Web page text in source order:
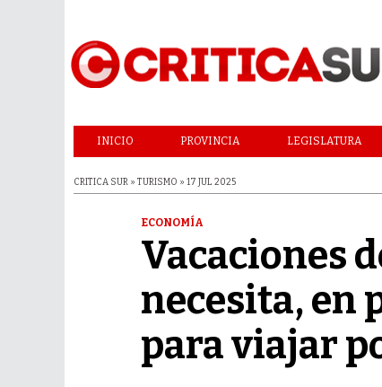
INICIO PROVINCIA LEGISLATURA
CRITICA SUR » TURISMO » 17 JUL 2025
ECONOMÍA
Vacaciones
necesita, en
para viajar